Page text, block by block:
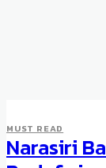
MUST READ
Narasiri